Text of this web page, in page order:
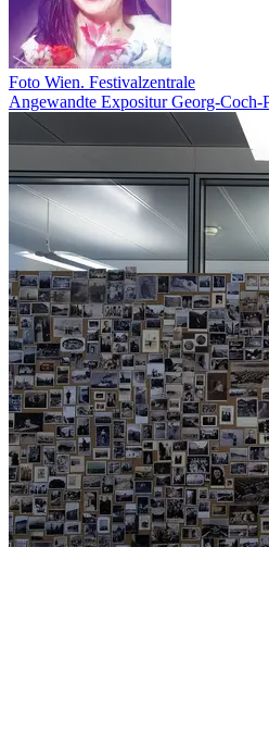
Foto Wien. Festivalzentrale
Angewandte Expositur Georg-Coch-